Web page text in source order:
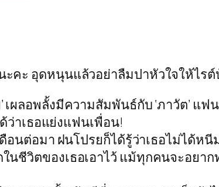
คะ อุดหนุนแล้วอย่าลืมปาหัวใจให้ไร
เผลอพลั้งมีความสัมพันธ์กับ ‘ภาวัต’
ว่าเธอแย่งแฟนเพื่อน!
อนต่อมา ฝนโปรยก็ได้รู้ว่าเธอไม่ได้ห
ชีวิตของเธอเอาไว้ แม้ทุกคนจะอยาก